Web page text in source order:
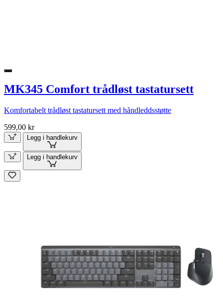
MK345 Comfort trådløst tastatursett
Komfortabelt trådløst tastatursett med håndleddsstøtte
599,00 kr
Legg i handlekurv
Legg i handlekurv